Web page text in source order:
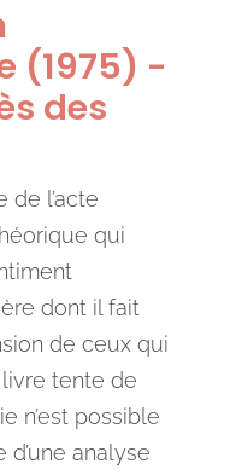
(1975) -
des
de l’acte
qui
dont il fait
de ceux qui
tente de
n’est possible
d’une analyse